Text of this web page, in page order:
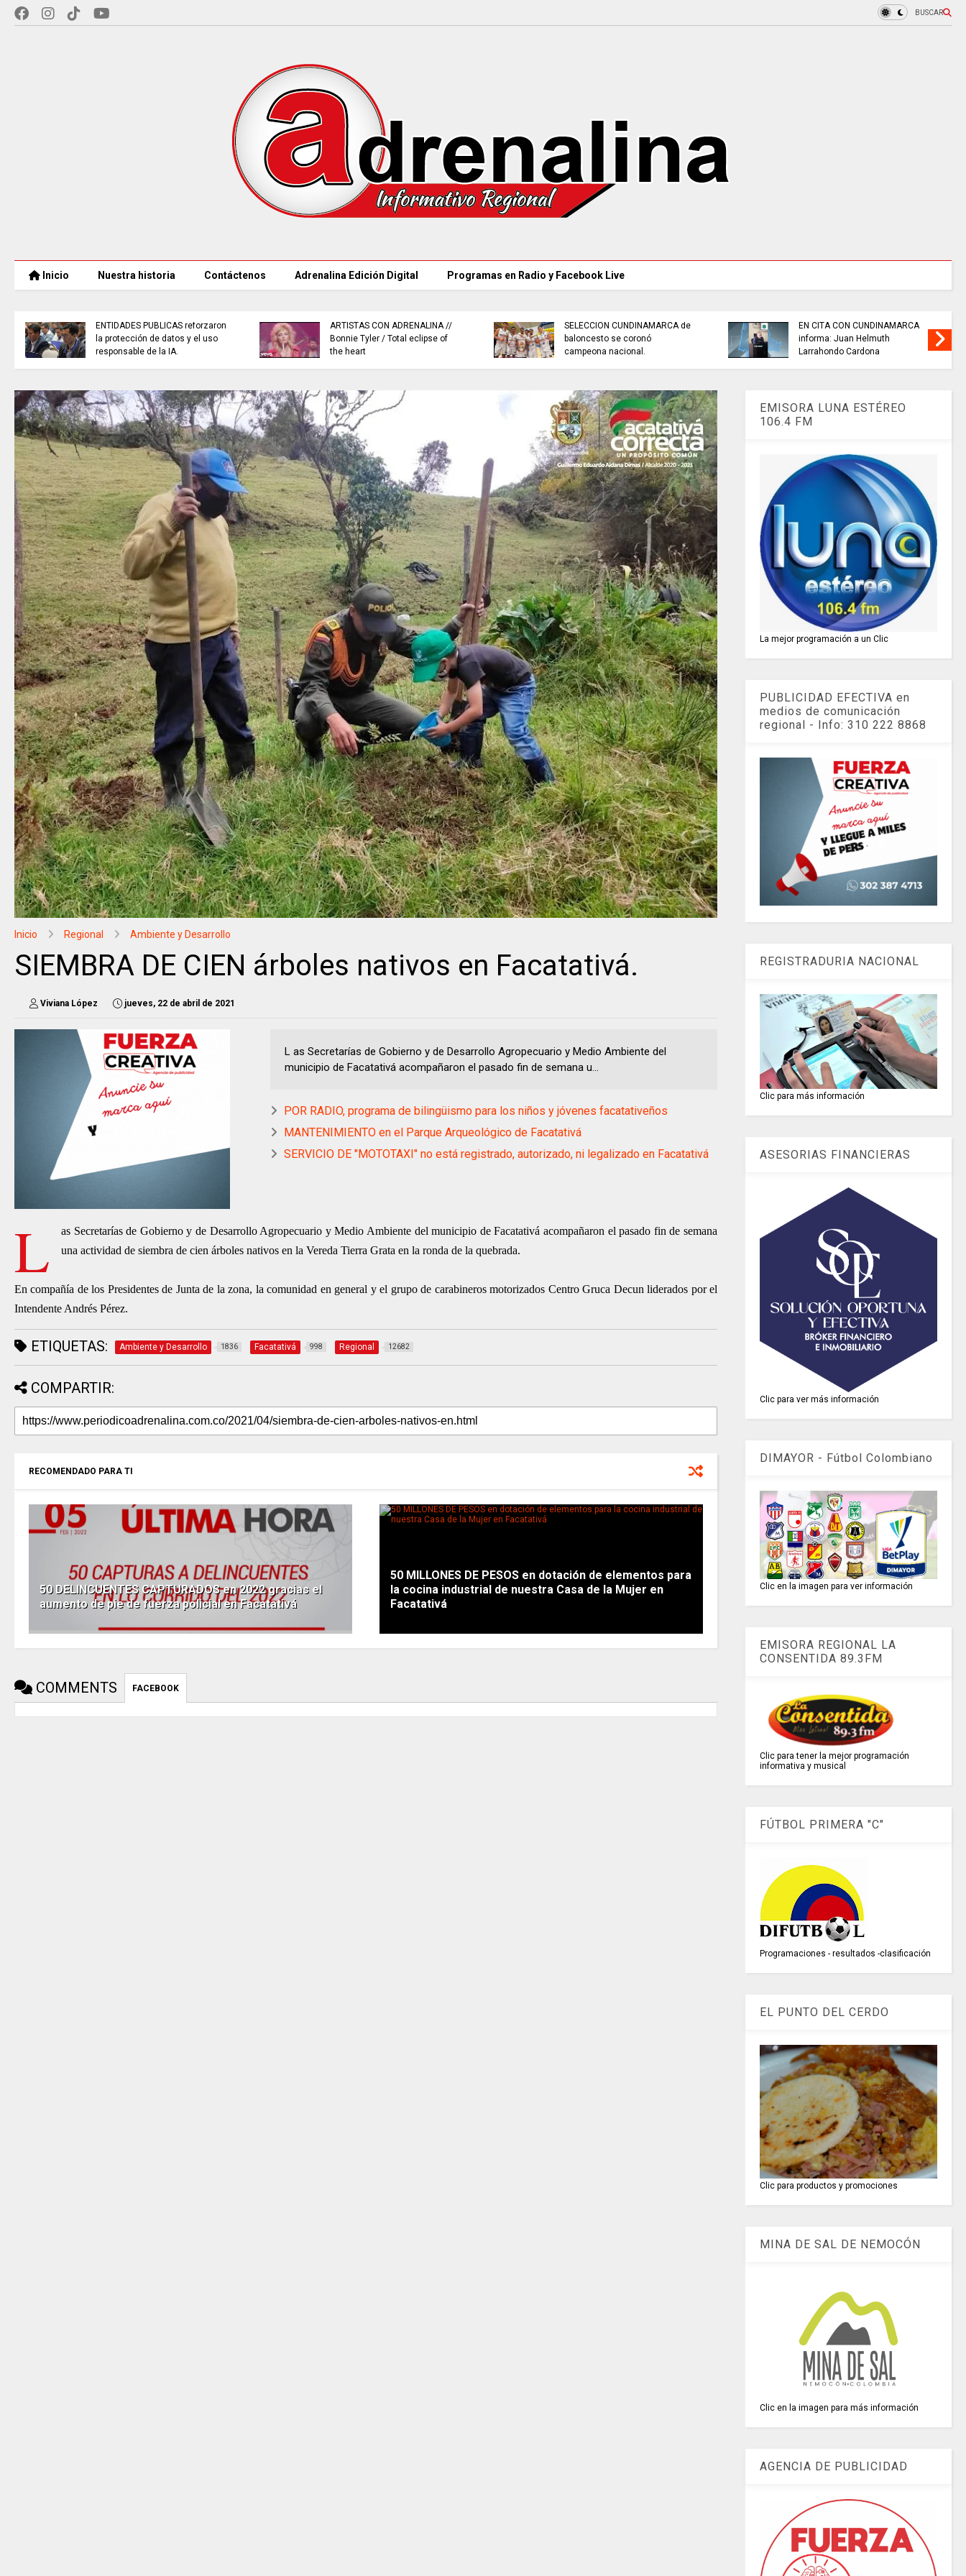
BUSCAR
Inicio Nuestra historia Contáctenos Adrenalina Edición Digital Programas en Radio y Facebook Live
ENTIDADES PÚBLICAS reforzaron
la protección de datos y el uso
responsable de la IA.
ARTISTAS CON ADRENALINA //
Bonnie Tyler / Total eclipse of
the heart
SELECCIÓN CUNDINAMARCA de
baloncesto se coronó
campeona nacional.
EN CITA CON CUNDINAMARCA
informa: Juan Helmuth
Larrahondo Cardona
Inicio Regional Ambiente y Desarrollo
SIEMBRA DE CIEN árboles nativos en Facatativá.
Viviana López jueves, 22 de abril de 2021
L as Secretarías de Gobierno y de Desarrollo Agropecuario y Medio Ambiente del
municipio de Facatativá acompañaron el pasado fin de semana u...
POR RADIO, programa de bilingüismo para los niños y jóvenes facatativeños
MANTENIMIENTO en el Parque Arqueológico de Facatativá
SERVICIO DE "MOTOTAXI" no está registrado, autorizado, ni legalizado en Facatativá
L
as Secretarías de Gobierno y de Desarrollo Agropecuario y Medio Ambiente del municipio de Facatativá acompañaron el pasado fin de semana
una actividad de siembra de cien árboles nativos en la Vereda Tierra Grata en la ronda de la quebrada.
En compañía de los Presidentes de Junta de la zona, la comunidad en general y el grupo de carabineros motorizados Centro Gruca Decun liderados por el
Intendente Andrés Pérez.
ETIQUETAS: Ambiente y Desarrollo 1836 Facatativá 998 Regional 12682
COMPARTIR:
RECOMENDADO PARA TI
50 DELINCUENTES CAPTURADOS en 2022 gracias el
aumento de pie de fuerza policial en Facatativá
50 MILLONES DE PESOS en dotación de elementos para
la cocina industrial de nuestra Casa de la Mujer en
Facatativá
COMMENTS FACEBOOK
EMISORA LUNA ESTÉREO
106.4 FM
La mejor programación a un Clic
PUBLICIDAD EFECTIVA en
medios de comunicación
regional - Info: 310 222 8868
REGISTRADURIA NACIONAL
Clic para más información
ASESORIAS FINANCIERAS
Clic para ver más información
DIMAYOR - Fútbol Colombiano
Clic en la imagen para ver información
EMISORA REGIONAL LA
CONSENTIDA 89.3FM
Clic para tener la mejor programación
informativa y musical
FÚTBOL PRIMERA "C"
Programaciones - resultados -clasificación
EL PUNTO DEL CERDO
Clic para productos y promociones
MINA DE SAL DE NEMOCÓN
Clic en la imagen para más información
AGENCIA DE PUBLICIDAD